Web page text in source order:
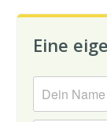
Eine